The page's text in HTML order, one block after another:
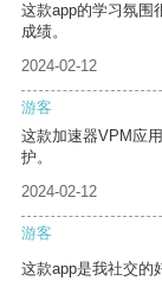
这款app的学习氛围
成绩。
2024-02-12
游客
这款加速器VPM应
护。
2024-02-12
游客
这款app是我社交的